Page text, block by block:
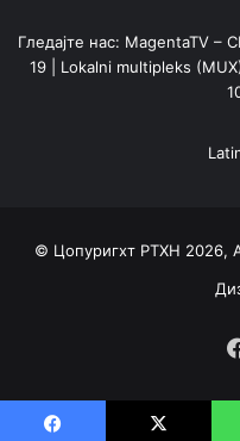
Гледајте нас: MagentaTV –
19 | Lokalni multipleks
© Цопyригхт РТХН 2026,